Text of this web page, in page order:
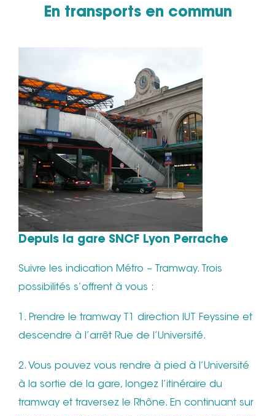
En transports en commun
Depuis la gare SNCF Lyon Perrache
Suivre les indication Métro – Tramway. Trois
possibilités s’offrent à vous :
1. Prendre le tramway T1 direction IUT Feyssine et
descendre à l’arrêt Rue de l’Université.
2. Vous pouvez vous rendre à pied à l’Université
à la sortie de la gare, longez l’itinéraire du
tramway et traversez le Rhône. En continuant sur